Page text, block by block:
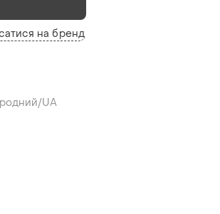
на бренд
UA